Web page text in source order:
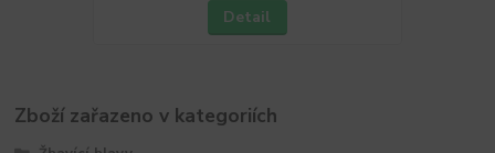
Detail
Zboží zařazeno v kategoriích